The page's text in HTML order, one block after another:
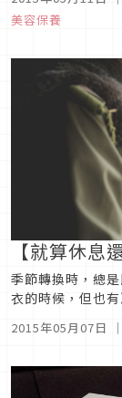
沉春天早晨的飲
愛用，最近也大
美容保養
【就算休息
季節轉換時，總
衣的時候，但也
習慣吧。請參考
2015年05月07日 ｜